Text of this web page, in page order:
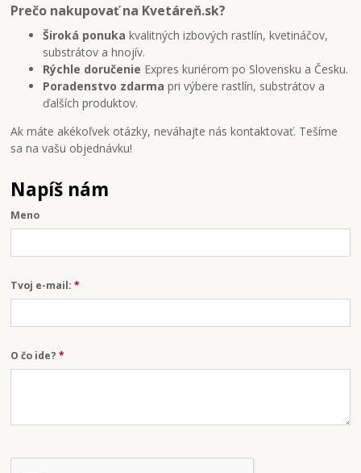
Prečo nakupovať na Kvetáreň.sk?
Široká ponuka kvalitných izbových rastlín, kvetináčov,
substrátov a hnojív.
Rýchle doručenie Expres kuriérom po Slovensku a Česku.
Poradenstvo zdarma pri výbere rastlín, substrátov a
ďalších produktov.
Ak máte akékoľvek otázky, neváhajte nás kontaktovať. Tešíme
sa na vašu objednávku!
Napíš nám
Meno
Tvoj e-mail:*
O čo ide?*